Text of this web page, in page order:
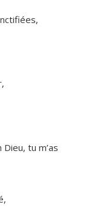
tu m’as